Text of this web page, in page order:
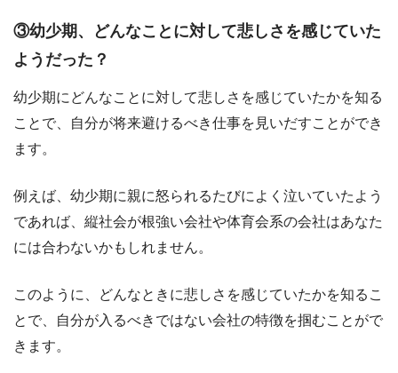
③幼少期、どんなことに対して悲しさを感じていた
ようだった？
幼少期にどんなことに対して悲しさを感じていたかを知る
ことで、自分が将来避けるべき仕事を見いだすことができ
ます。
例えば、幼少期に親に怒られるたびによく泣いていたよう
であれば、縦社会が根強い会社や体育会系の会社はあなた
には合わないかもしれません。
このように、どんなときに悲しさを感じていたかを知るこ
とで、自分が入るべきではない会社の特徴を掴むことがで
きます。